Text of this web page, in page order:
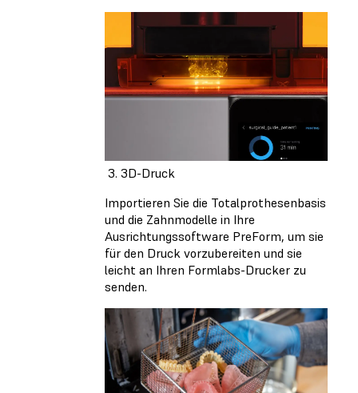
3. 3D-Druck
Importieren Sie die Totalprothesenbasis
und die Zahnmodelle in Ihre
Ausrichtungssoftware PreForm, um sie
für den Druck vorzubereiten und sie
leicht an Ihren Formlabs-Drucker zu
senden.